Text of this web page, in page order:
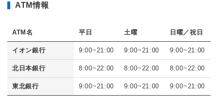
ATM情報
ATM名 平日 土曜 日曜／祝日
イオン銀行 9:00~21:00 9:00~21:00 9:00~21:00
北日本銀行 8:00~22:00 8:00~22:00 8:00~22:00
東北銀行 9:00~21:00 9:00~21:00 9:00~21:00